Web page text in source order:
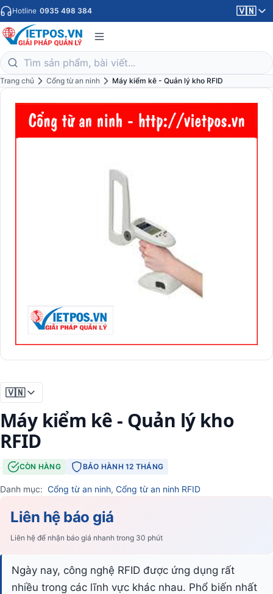
Hotline 0935 498 384 🇻🇳
Trang chủ Cổng từ an ninh Máy kiểm kê - Quản lý kho RFID
🇻🇳
Máy kiểm kê - Quản lý kho
RFID
· CÒN HÀNG BẢO HÀNH 12 THÁNG
Danh mục: Cổng từ an ninh, Cổng từ an ninh RFID
Liên hệ báo giá
Liên hệ để nhận báo giá nhanh trong 30 phút
Ngày nay, công nghệ RFID được ứng dụng rất
nhiều trong các lĩnh vực khác nhau. Phổ biến nhất